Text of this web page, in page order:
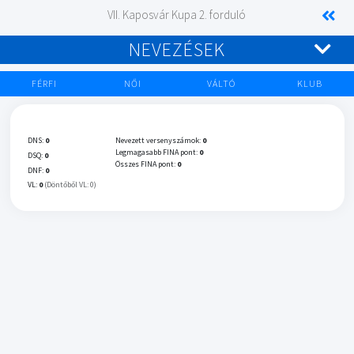
VII. Kaposvár Kupa 2. forduló
NEVEZÉSEK
FÉRFI NŐI VÁLTÓ KLUB
DNS: 0
DSQ: 0
DNF: 0
VL: 0 (Döntőből VL: 0)
Nevezett versenyszámok: 0
Legmagasabb FINA pont: 0
Összes FINA pont: 0